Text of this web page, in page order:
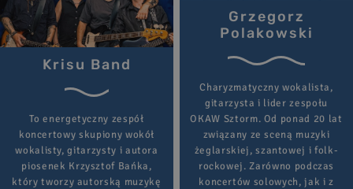
Grzegorz
Polakowski
Charyzmatyczny wokalista,
gitarzysta i lider zespołu
OKAW Sztorm. Od ponad 20 lat
związany ze sceną muzyki
żeglarskiej, szantowej i folk-
rockowej. Zarówno podczas
koncertów solowych, jak i z
Krisu Band
To energetyczny zespół
koncertowy skupiony wokół
wokalisty, gitarzysty i autora
piosenek Krzysztof Bańka,
który tworzy autorską muzykę